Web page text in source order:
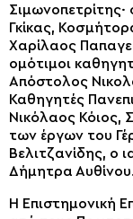
Γκίκας,
Χαρίλαος
ομότιμοι
Απόστολος
Καθηγητές
Νικόλαος Κόιος,
των έργων του
Βελιτζανίδης, ο
Δήμητρα
Η Επιστημονική